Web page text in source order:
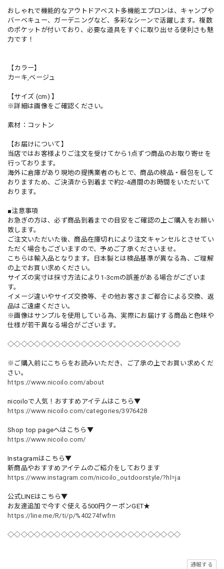
おしゃれで機能的なアウトドアベスト多機能エプロンは、キャンプや
バーベキュー、ガーデニングなど、多彩なシーンで活躍します。複数
のポケットが付いており、必要な道具をすぐに取り出せる便利さも魅
力です！
【カラー】
カーキ,ベージュ
【サイズ (cm) 】
※詳細は画像をご確認ください。
素材：コットン
【お届けについて】
当店ではお客様よりご注文を受けてから1点ずつ商品のお取り寄せを
行っております。
海外に倉庫があり現地の提携業者のもとで、商品の検品・梱包をして
おりますため、ご決済から到着まで約2-4週間のお時間をいただいて
おります。
■注意事項
お急ぎの方は、必ず商品到着までの目安をご確認の上ご購入をお願い
致します。
ご注文いただいた後、商品在庫切れにより注文キャンセルとさせてい
ただく場合もございますので、予めご了承くださいませ。
こちらは輸入品となります。日本製とは検品基準が異なる為、ご理解
の上でお買い求めください。
サイズの実寸は採寸方法により1-3cmの誤差がある場合がございま
す。
イメージ違いやサイズ交換等、その他お客さまご都合による交換、返
品はご遠慮ください。
※画像はサンプルを使用している為、実際にお届けする商品と色味や
仕様が若干異なる場合がございます。
◇◇◇◇◇◇◇◇◇◇◇◇◇◇◇◇◇◇◇◇◇◇◇◇◇◇
※ご購入前にこちらをお読みいただき、ご了承の上でお買い求めくだ
さい。
https://www.nicoilo.com/about
nicoiloで人気！おすすめアイテムはこちら▼
https://www.nicoilo.com/categories/3976428
Shop top pageへはこちら▼
https://www.nicoilo.com/
Instagramはこちら▼
新商品やおすすめアイテムのご紹介をしております
https://www.instagram.com/nicoilo_outdoorstyle/?hl=ja
公式LINEはこちら▼
お友達追加で今すぐ使える500円クーポンGET★
https://line.me/R/ti/p/%40274fwfrn
◇◇◇◇◇◇◇◇◇◇◇◇◇◇◇◇◇◇◇◇◇◇◇◇◇◇
通報する